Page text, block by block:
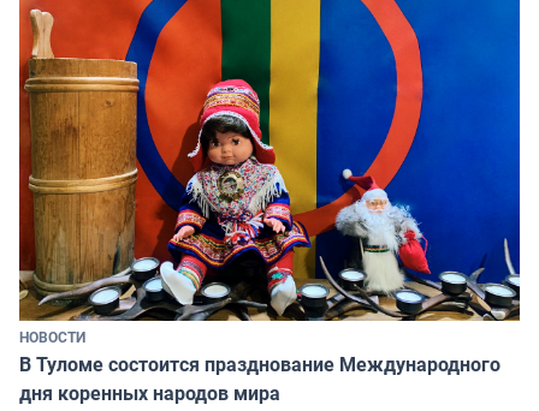
НОВОСТИ
В Туломе состоится празднование Международного
дня коренных народов мира